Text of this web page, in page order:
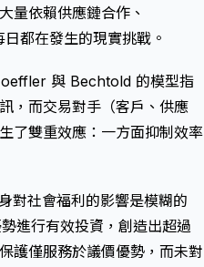
量依賴供應鏈合作、
都在發生的現實挑戰。
與 Bechtold 的模型指
，而交易對手（客戶、供應
了雙重效應：一方面抑制效率
對社會福利的影響是模糊的
進行有效投資，創造出超過
護僅服務於議價優勢，而未對